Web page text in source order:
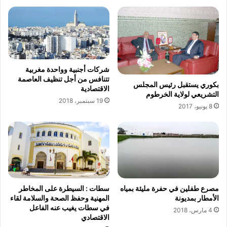
ر
و
ة
ا
ل
م
غ
ر
ب
ة
ل
ا
و
ا
ل
ص
ح
بكوري يستقبل رئيس المجلس
التشريعي لولاية الخرطوم
8 يونيو، 2017
شركات أجنبية وواحدة مغربية
تتنافس من أجل تنظيف العاصمة
الاقتصادية
19 سبتمبر، 2018
مصرع طفلين في حفرة مليئة بمياه
الأمطار بمديونة
4 مارس، 2018
سطات : السيطرة على المخاطر
المهنية وحفظ الصحة والسلامة لقاء
في سطات يغيب عنه الفاعل
الاقتصادي